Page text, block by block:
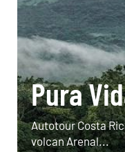
Pura
Autotour Costa
volcan Arenal...